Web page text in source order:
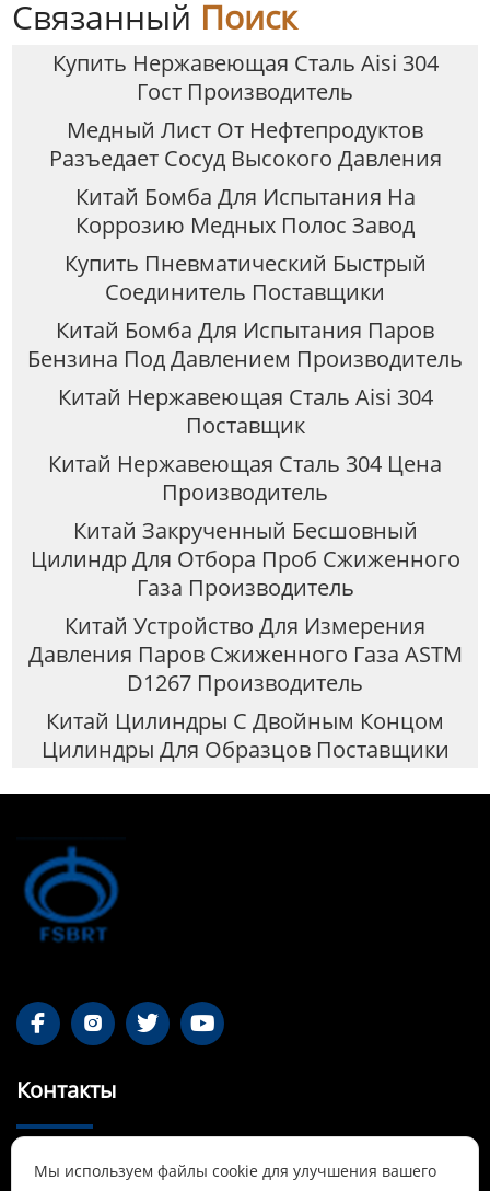
Связанный Поиск
Купить Нержавеющая Сталь Aisi 304
Гост Производитель
Медный Лист От Нефтепродуктов
Разъедает Сосуд Высокого Давления
Китай Бомба Для Испытания На
Коррозию Медных Полос Завод
Купить Пневматический Быстрый
Соединитель Поставщики
Китай Бомба Для Испытания Паров
Бензина Под Давлением Производитель
Китай Нержавеющая Сталь Aisi 304
Поставщик
Китай Нержавеющая Сталь 304 Цена
Производитель
Китай Закрученный Бесшовный
Цилиндр Для Отбора Проб Сжиженного
Газа Производитель
Китай Устройство Для Измерения
Давления Паров Сжиженного Газа ASTM
D1267 Производитель
Китай Цилиндры С Двойным Концом
Цилиндры Для Образцов Поставщики
   
Контакты

55-1 Qianjin Road, район Синьфу, Фушунь,
Ляонин
Мы используем файлы cookie для улучшения вашего